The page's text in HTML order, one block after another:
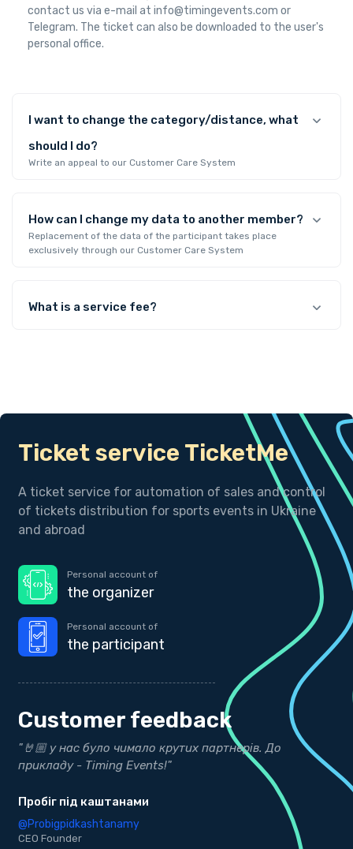
contact us via e-mail at info@timingevents.com or
Telegram. The ticket can also be downloaded to the user's
personal office.
I want to change the category/distance, what
should I do?
Write an appeal to our Customer Care System
How can I change my data to another member?
Replacement of the data of the participant takes place
exclusively through our Customer Care System
What is a service fee?
Ticket service TicketMe
A ticket service for automation of sales and control
of tickets distribution for sports events in Ukraine
and abroad
Personal account of
the organizer
Personal account of
the participant
Customer feedback
"🤘🏼 у нас було чимало крутих партнерів. До
прикладу - Timing Events!"
Пробіг під каштанами
@Probigpidkashtanamy
CEO Founder